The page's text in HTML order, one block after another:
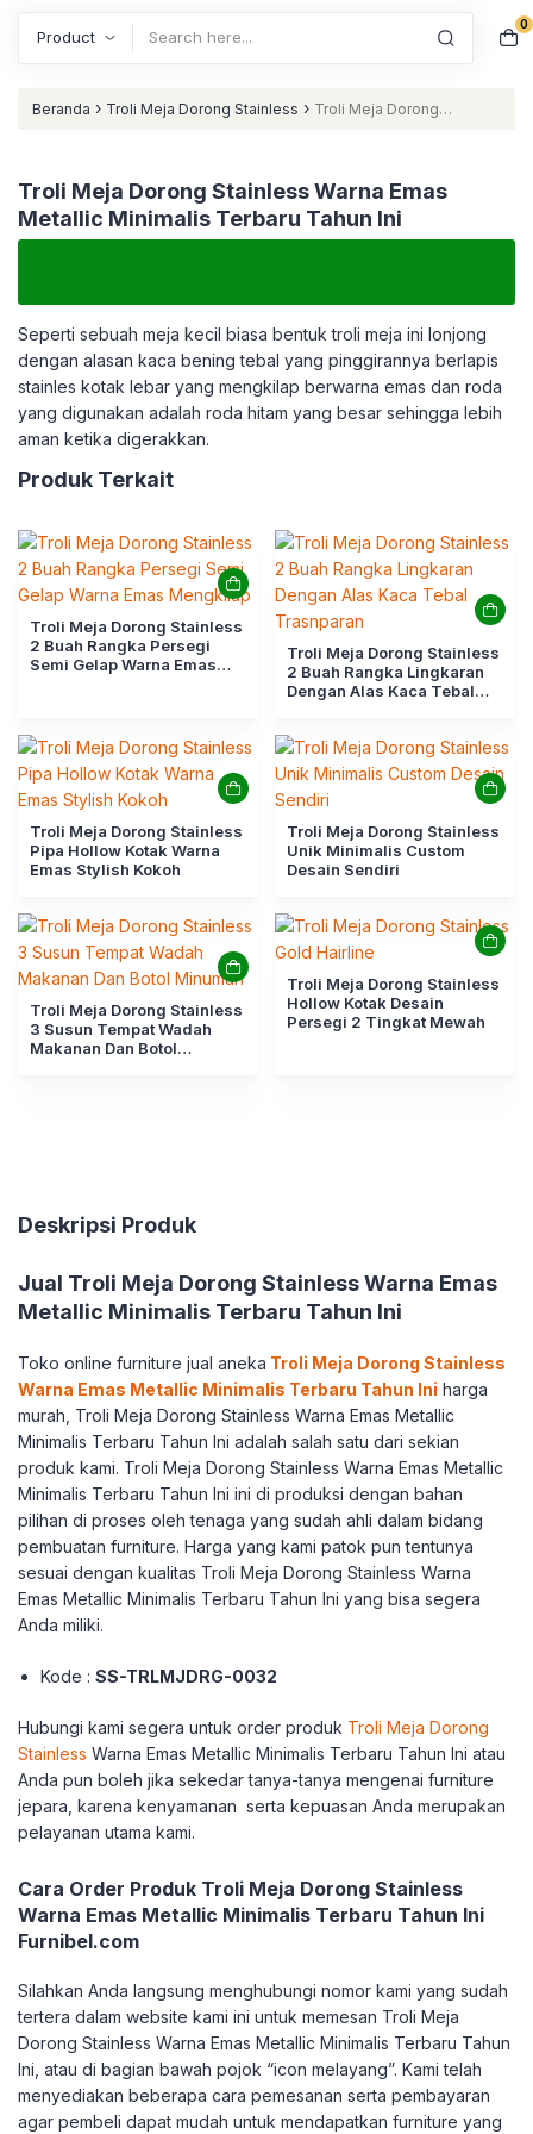
0
Beranda › Troli Meja Dorong Stainless › Troli Meja Dorong
Troli Meja Dorong Stainless Warna Emas
Metallic Minimalis Terbaru Tahun Ini
Seperti sebuah meja kecil biasa bentuk troli meja ini lonjong
dengan alasan kaca bening tebal yang pinggirannya berlapis
stainles kotak lebar yang mengkilap berwarna emas dan roda
yang digunakan adalah roda hitam yang besar sehingga lebih
aman ketika digerakkan.
Produk Terkait
Troli Meja Dorong Stainless
2 Buah Rangka Persegi
Semi Gelap Warna Emas
Troli Meja Dorong Stainless
2 Buah Rangka Lingkaran
Dengan Alas Kaca Tebal
Troli Meja Dorong Stainless
Pipa Hollow Kotak Warna
Emas Stylish Kokoh
Troli Meja Dorong Stainless
Unik Minimalis Custom
Desain Sendiri
Troli Meja Dorong Stainless
3 Susun Tempat Wadah
Makanan Dan Botol
Troli Meja Dorong Stainless
Hollow Kotak Desain
Persegi 2 Tingkat Mewah
Deskripsi Produk
Jual Troli Meja Dorong Stainless Warna Emas
Metallic Minimalis Terbaru Tahun Ini
Toko online furniture jual aneka Troli Meja Dorong Stainless
Warna Emas Metallic Minimalis Terbaru Tahun Ini harga
murah, Troli Meja Dorong Stainless Warna Emas Metallic
Minimalis Terbaru Tahun Ini adalah salah satu dari sekian
produk kami. Troli Meja Dorong Stainless Warna Emas Metallic
Minimalis Terbaru Tahun Ini ini di produksi dengan bahan
pilihan di proses oleh tenaga yang sudah ahli dalam bidang
pembuatan furniture. Harga yang kami patok pun tentunya
sesuai dengan kualitas Troli Meja Dorong Stainless Warna
Emas Metallic Minimalis Terbaru Tahun Ini yang bisa segera
Anda miliki.
Kode :SS-TRLMJDRG-0032
Hubungi kami segera untuk order produk Troli Meja Dorong
Stainless Warna Emas Metallic Minimalis Terbaru Tahun Ini atau
Anda pun boleh jika sekedar tanya-tanya mengenai furniture
jepara, karena kenyamanan serta kepuasan Anda merupakan
pelayanan utama kami.
Cara Order Produk Troli Meja Dorong Stainless
Warna Emas Metallic Minimalis Terbaru Tahun Ini
Furnibel.com
Silahkan Anda langsung menghubungi nomor kami yang sudah
tertera dalam website kami ini untuk memesan Troli Meja
Dorong Stainless Warna Emas Metallic Minimalis Terbaru Tahun
Ini, atau di bagian bawah pojok “icon melayang”. Kami telah
menyediakan beberapa cara pemesanan serta pembayaran
agar pembeli dapat mudah untuk mendapatkan furniture yang